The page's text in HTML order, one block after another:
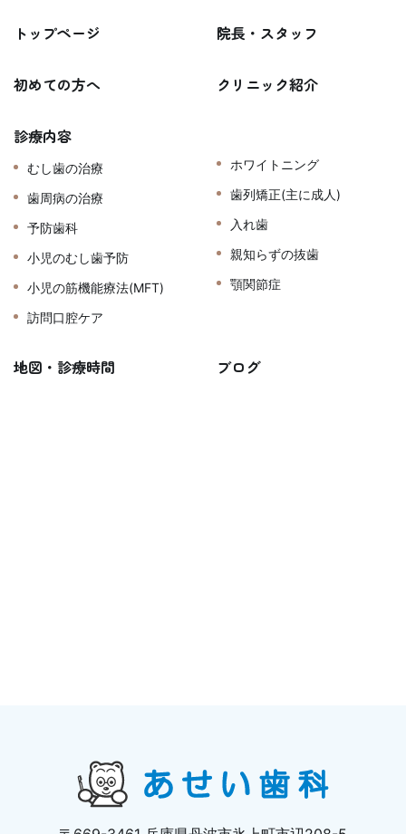
トップページ 院長・スタッフ
初めての方へ クリニック紹介
診療内容
むし歯の治療
歯周病の治療
予防歯科
小児のむし歯予防
小児の筋機能療法(MFT)
訪問口腔ケア
ホワイトニング
歯列矯正(主に成人)
入れ歯
親知らずの抜歯
顎関節症
地図・診療時間 ブログ